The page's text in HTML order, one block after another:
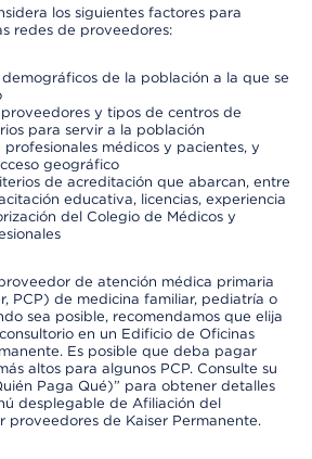
los siguientes factores para
redes de proveedores:
de la población a la que se
y tipos de centros de
para servir a la población
profesionales médicos y pacientes, y
geográfico
de acreditación que abarcan, entre
educativa, licencias, experiencia
del Colegio de Médicos y
de atención médica primaria
PCP) de medicina familiar, pediatría o
sea posible, recomendamos que elija
en un Edificio de Oficinas
Es posible que deba pagar
altos para algunos PCP. Consulte su
Paga Qué)” para obtener detalles
desplegable de Afiliación del
proveedores de Kaiser Permanente.